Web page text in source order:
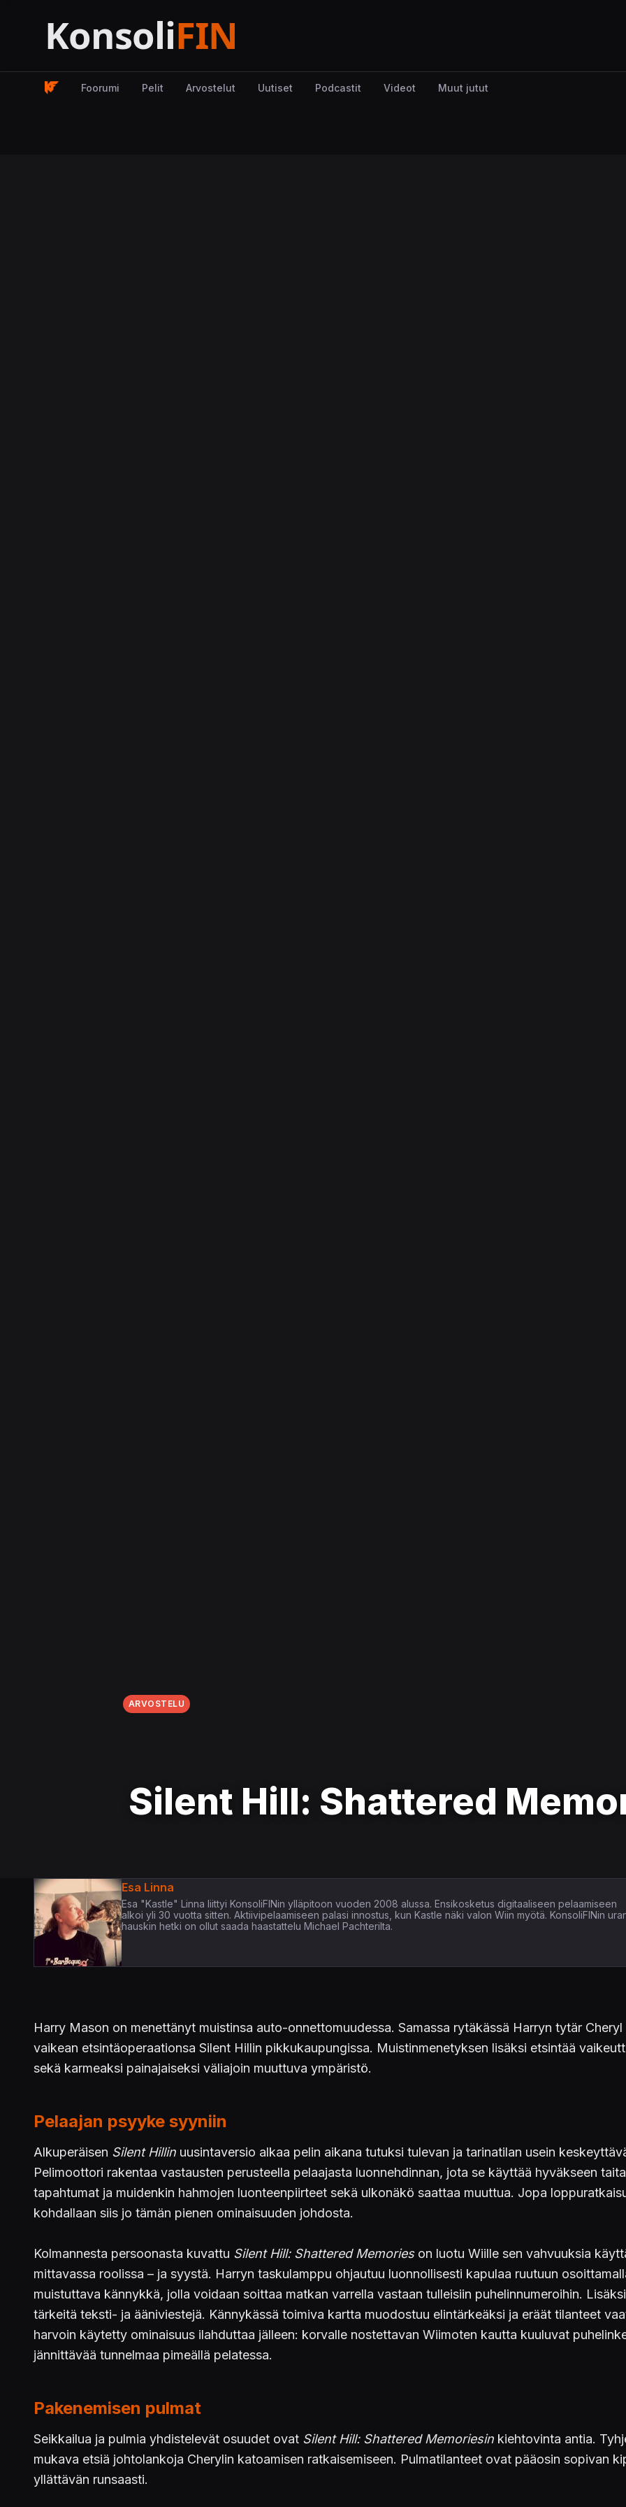
Foorumi Pelit Arvostelut Uutiset Podcastit Videot Muut jutut
ARVOSTELU
Silent Hill: Shattered
Esa Linna
Esa "Kastle" Linna liittyi KonsoliFINin ylläpitoon vuoden 2008 alussa. Ensikosketus digitaaliseen pelaamiseen
alkoi yli 30 vuotta sitten. Aktiivipelaamiseen palasi innostus, kun Kastle näki valon Wiin myötä. KonsoliFINin
hauskin hetki on ollut saada haastattelu Michael Pachterilta.
Harry Mason on menettänyt muistinsa auto-onnettomuudessa. Samassa rytäkässä Harryn tytär
vaikean etsintäoperaationsa Silent Hillin pikkukaupungissa. Muistinmenetyksen lisäksi etsintää
sekä karmeaksi painajaiseksi väliajoin muuttuva ympäristö.
Pelaajan psyyke syyniin
Alkuperäisen Silent Hillin uusintaversio alkaa pelin aikana tutuksi tulevan ja tarinatilan usein
Pelimoottori rakentaa vastausten perusteella pelaajasta luonnehdinnan, jota se käyttää hyväkseen
tapahtumat ja muidenkin hahmojen luonteenpiirteet sekä ulkonäkö saattaa muuttua. Jopa
kohdallaan siis jo tämän pienen ominaisuuden johdosta.
Kolmannesta persoonasta kuvattu Silent Hill: Shattered Memorieson luotu Wiille sen vahvuuksia
mittavassa roolissa – ja syystä. Harryn taskulamppu ohjautuu luonnollisesti kapulaa ruutuun
muistuttava kännykkä, jolla voidaan soittaa matkan varrella vastaan tulleisiin puhelinnumeroihin.
tärkeitä teksti- ja ääniviestejä. Kännykässä toimiva kartta muodostuu elintärkeäksi ja eräät tilanteet
harvoin käytetty ominaisuus ilahduttaa jälleen: korvalle nostettavan Wiimoten kautta kuuluvat
jännittävää tunnelmaa pimeällä pelatessa.
Pakenemisen pulmat
Seikkailua ja pulmia yhdistelevät osuudet ovat Silent Hill: Shattered Memoriesin kiehtovinta antia.
mukava etsiä johtolankoja Cherylin katoamisen ratkaisemiseen. Pulmatilanteet ovat pääosin sopivan
yllättävän runsaasti.